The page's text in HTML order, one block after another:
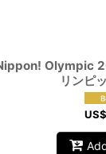
Olympic
リンピ